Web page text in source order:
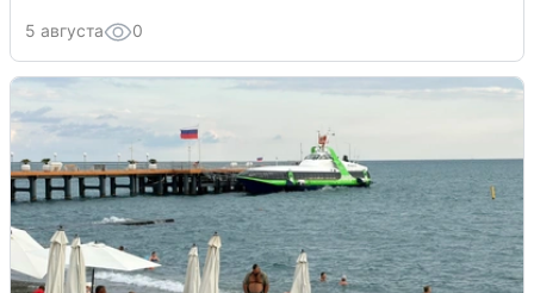
5 августа 0